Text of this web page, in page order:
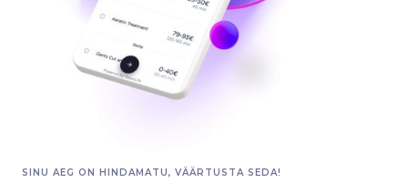
SINU AEG ON HINDAMATU, VÄÄRTUSTA SEDA!